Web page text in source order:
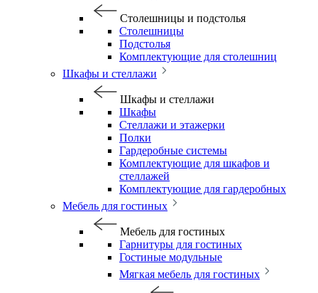
Столешницы и подстолья
Столешницы
Подстолья
Комплектующие для столешниц
Шкафы и стеллажи
Шкафы и стеллажи
Шкафы
Стеллажи и этажерки
Полки
Гардеробные системы
Комплектующие для шкафов и
стеллажей
Комплектующие для гардеробных
Мебель для гостиных
Мебель для гостиных
Гарнитуры для гостиных
Гостиные модульные
Мягкая мебель для гостиных